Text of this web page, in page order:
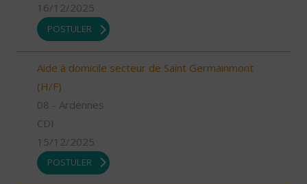
16/12/2025
POSTULER
Aide à domicile secteur de Saint Germainmont
(H/F)
08 - Ardennes
CDI
15/12/2025
POSTULER